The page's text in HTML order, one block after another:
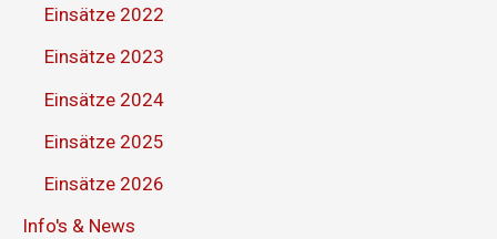
Einsätze 2022
Einsätze 2023
Einsätze 2024
Einsätze 2025
Einsätze 2026
Info's & News